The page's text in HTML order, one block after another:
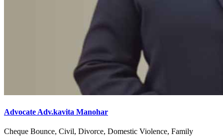
Advocate Adv.kavita Manohar
Cheque Bounce, Civil, Divorce, Domestic Violence, Family